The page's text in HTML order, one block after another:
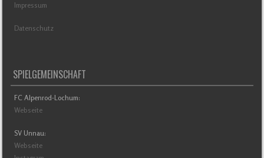
Impressum
Datenschutz
SPIELGEMEINSCHAFT
FC Alpenrod-Lochum:
Webseite
SV Unnau:
Webseite